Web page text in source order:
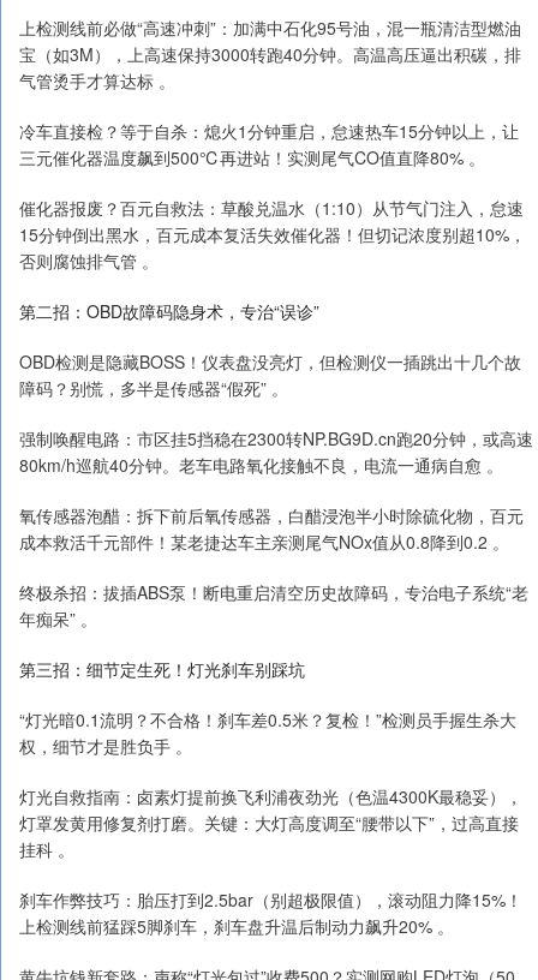
上检测线前必做“高速冲刺”：加满中石化95号油，混一瓶清洁型燃油
宝（如3M），上高速保持3000转跑40分钟。高温高压逼出积碳，排
气管烫手才算达标 。
冷车直接检？等于自杀：熄火1分钟重启，怠速热车15分钟以上，让
三元催化器温度飙到500℃再进站！实测尾气CO值直降80% 。
催化器报废？百元自救法：草酸兑温水（1:10）从节气门注入，怠速
15分钟倒出黑水，百元成本复活失效催化器！但切记浓度别超10%，
否则腐蚀排气管 。
第二招：OBD故障码隐身术，专治“误诊”
OBD检测是隐藏BOSS！仪表盘没亮灯，但检测仪一插跳出十几个故
障码？别慌，多半是传感器“假死” 。
强制唤醒电路：市区挂5挡稳在2300转NP.BG9D.cn跑20分钟，或高速
80km/h巡航40分钟。老车电路氧化接触不良，电流一通病自愈 。
氧传感器泡醋：拆下前后氧传感器，白醋浸泡半小时除硫化物，百元
成本救活千元部件！某老捷达车主亲测尾气NOx值从0.8降到0.2 。
终极杀招：拔插ABS泵！断电重启清空历史故障码，专治电子系统“老
年痴呆” 。
第三招：细节定生死！灯光刹车别踩坑
“灯光暗0.1流明？不合格！刹车差0.5米？复检！”检测员手握生杀大
权，细节才是胜负手 。
灯光自救指南：卤素灯提前换飞利浦夜劲光（色温4300K最稳妥），
灯罩发黄用修复剂打磨。关键：大灯高度调至“腰带以下”，过高直接
挂科 。
刹车作弊技巧：胎压打到2.5bar（别超极限值），滚动阻力降15%！
上检测线前猛踩5脚刹车，刹车盘升温后制动力飙升20% 。